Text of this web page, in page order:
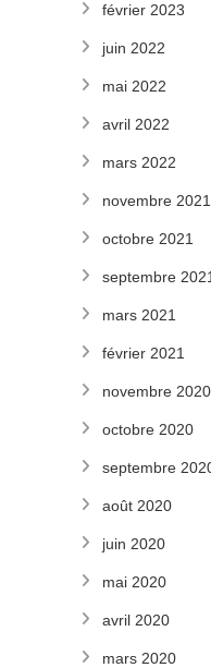
février 2023
juin 2022
mai 2022
avril 2022
mars 2022
novembre 2021
octobre 2021
septembre 2021
mars 2021
février 2021
novembre 2020
octobre 2020
septembre
août 2020
juin 2020
mai 2020
avril 2020
mars 2020